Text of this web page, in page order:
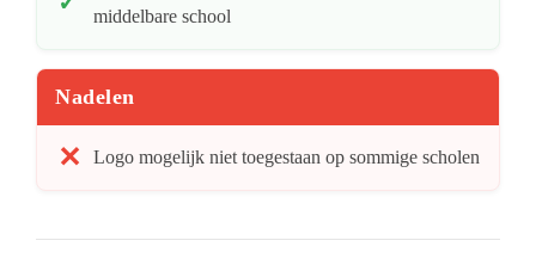
middelbare school
Nadelen
Logo mogelijk niet toegestaan op sommige scholen